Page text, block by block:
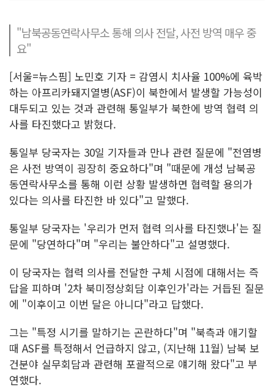
"남북공동연락사무소 통해 의사 전달, 사전 방역 매우 중
요"
[서울=뉴스핌] 노민호 기자 = 감염시 치사율 100%에 육박
하는 아프리카돼지열병(ASF)이 북한에서 발생할 가능성이
대두되고 있는 것과 관련해 통일부가 북한에 방역 협력 의
사를 타진했다고 밝혔다.
통일부 당국자는 30일 기자들과 만나 관련 질문에 "전염병
은 사전 방역이 굉장히 중요하다"며 "때문에 개성 남북공
동연락사무소를 통해 이런 상황 발생하면 협력할 용의가
있다는 의사를 타진한 바 있다"고 말했다.
통일부 당국자는 '우리가 먼저 협력 의사를 타진했나'는 질
문에 "당연하다"며 "우리는 불안하다"고 설명했다.
이 당국자는 협력 의사를 전달한 구체 시점에 대해서는 즉
답을 피하며 '2차 북미정상회담 이후인가'라는 거듭된 질문
에 "이후이고 이번 달은 아니다"라고 답했다.
그는 "특정 시기를 말하기는 곤란하다"며 "북측과 애기할
때 ASF를 특정해서 언급하지 않고, (지난해 11월) 남북 보
건분야 실무회담과 관련해 포괄적으로 얘기해 왔다"고 부
연했다.